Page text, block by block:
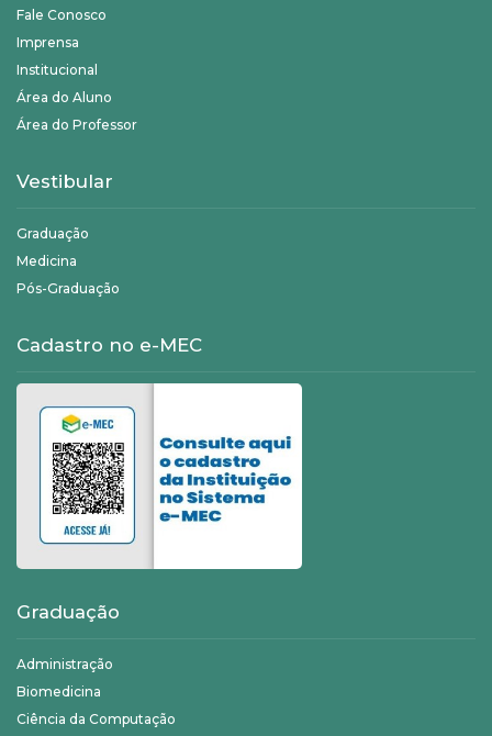
Fale Conosco
Imprensa
Institucional
Área do Aluno
Área do Professor
Vestibular
Graduação
Medicina
Pós-Graduação
Cadastro no e-MEC
Graduação
Administração
Biomedicina
Ciência da Computação